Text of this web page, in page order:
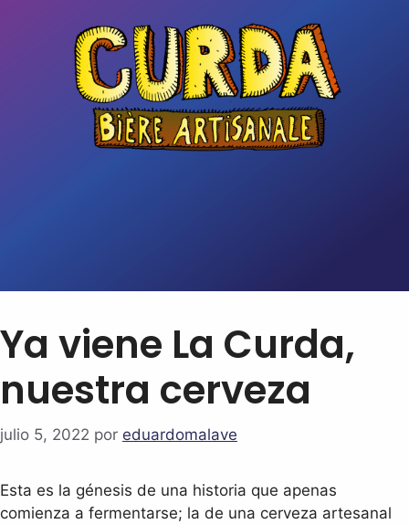
Ya viene La Curda,
nuestra cerveza
julio 5, 2022 por eduardomalave
Esta es la génesis de una historia que apenas
comienza a fermentarse; la de una cerveza artesanal